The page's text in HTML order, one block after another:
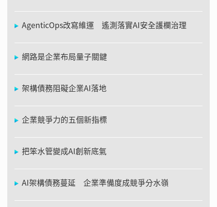
AgenticOps改寫維運 遙測落實AI安全護欄治理
網路是企業布局量子關鍵
架構債務阻礙企業AI落地
企業競爭力的五個新指標
把笨水管變成AI創新底氣
AI架構債務蔓延 企業準備度成競爭分水嶺